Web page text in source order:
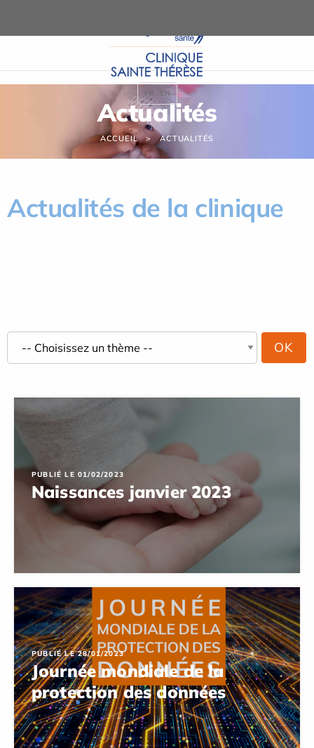
Actualités
ACCUEIL ACTUALITÉS
Actualités de la clinique
PUBLIÉ LE 01/02/2023
Naissances janvier 2023
PUBLIÉ LE 28/01/2023
Journée mondiale de la
protection des données
FR EN